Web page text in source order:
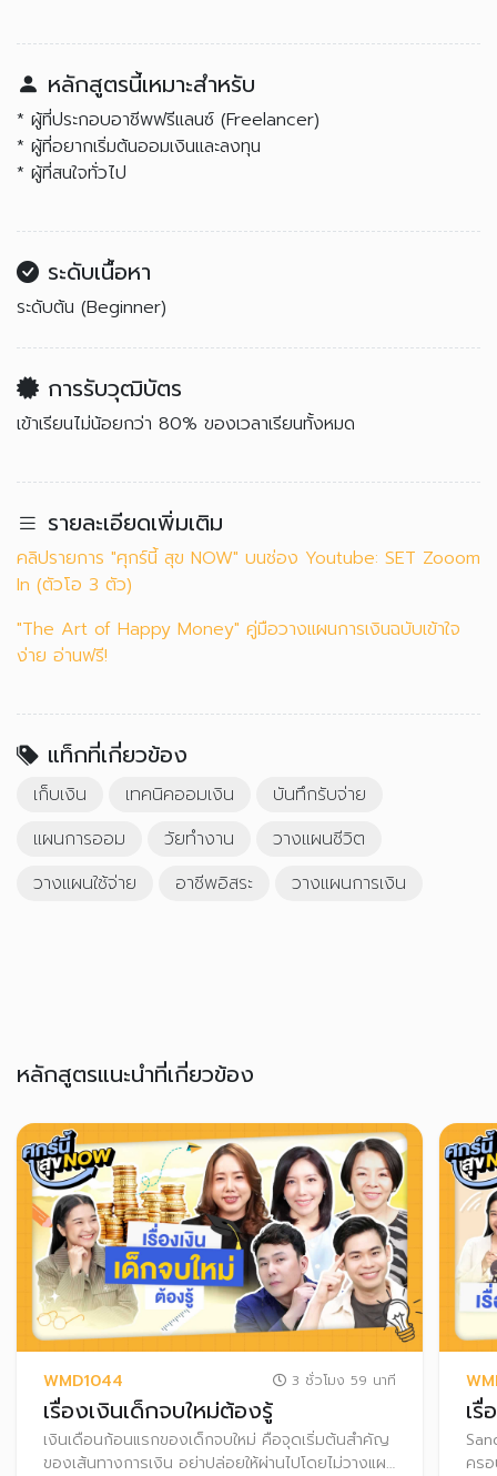
หลักสูตรนี้เหมาะสำหรับ
* ผู้ที่ประกอบอาชีพฟรีแลนซ์ (Freelancer)
* ผู้ที่อยากเริ่มต้นออมเงินและลงทุน
* ผู้ที่สนใจทั่วไป
ระดับเนื้อหา
ระดับต้น (Beginner)
การรับวุฒิบัตร
เข้าเรียนไม่น้อยกว่า 80% ของเวลาเรียนทั้งหมด
รายละเอียดเพิ่มเติม
คลิปรายการ "ศุกร์นี้ สุข NOW" บนช่อง Youtube: SET Zooom
In (ตัวโอ 3 ตัว)
"The Art of Happy Money" คู่มือวางแผนการเงินฉบับเข้าใจ
ง่าย อ่านฟรี!
แท็กที่เกี่ยวข้อง
เก็บเงิน เทคนิคออมเงิน
บันทึกรับจ่าย
แผนการออม
วัยทำงาน
วางแผนชีวิต
วางแผนใช้จ่าย
อาชีพอิสระ วางแผนการเงิน
หลักสูตรแนะนำที่เกี่ยวข้อง
WMD1044 3 ชั่วโมง 59 นาที
เรื่องเงินเด็กจบใหม่ต้องรู้
เงินเดือนก้อนแรกของเด็กจบใหม่ คือจุดเริ่มต้นสำคัญ
ของเส้นทางการเงิน อย่าปล่อยให้ผ่านไปโดยไม่วางแผน
เ
คร